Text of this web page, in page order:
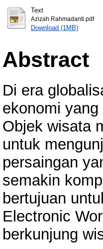
Text
Azizah Rahmadanti.pdf
Download (1MB)
Abstract
Di era
ekonomi
Objek wisata
untuk
persaingan
semakin
bertujuan
Electronic
berkunjung